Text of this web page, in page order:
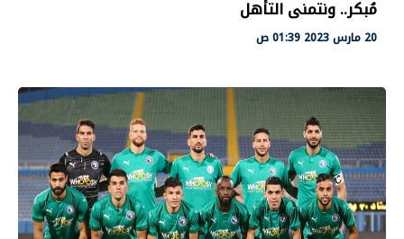
مُبكر.. ونتمنى التأهل
20 مارس 2023 01:39 ص